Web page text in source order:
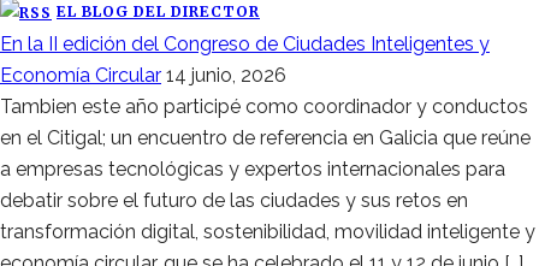
EL BLOG DEL DIRECTOR
En la II edición del Congreso de Ciudades Inteligentes y
Economía Circular 14 junio, 2026
Tambien este año participé como coordinador y conductos
en el Citigal; un encuentro de referencia en Galicia que reúne
a empresas tecnológicas y expertos internacionales para
debatir sobre el futuro de las ciudades y sus retos en
transformación digital, sostenibilidad, movilidad inteligente y